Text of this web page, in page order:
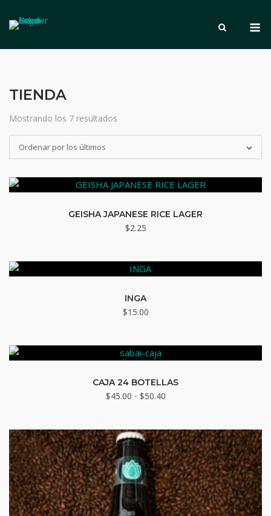
TIENDA
Mostrando los 7 resultados
por
los
últimos
Ordenar por los últimos
GEISHA JAPANESE RICE LAGER
$2.25
INGA
$15.00
CAJA 24 BOTELLAS
$45.00 - $50.40Rango
desde
$45.00
hasta
$50.40